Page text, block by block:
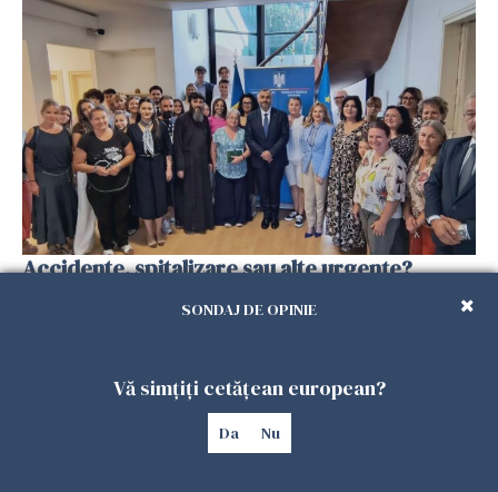
Accidente, spitalizare sau alte urgențe?
intervenții în doar 24 de ore
SONDAJ DE OPINIE
Vă simțiți cetățean european?
Da Nu